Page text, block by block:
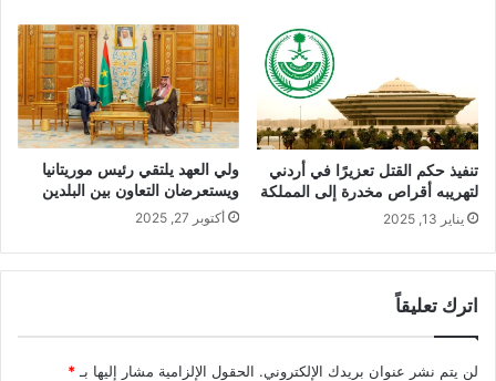
تنفيذ حكم القتل تعزيرًا في أردني
لتهريبه أقراص مخدرة إلى المملكة
يناير 13, 2025
ولي العهد يلتقي رئيس موريتانيا
ويستعرضان التعاون بين البلدين
أكتوبر 27, 2025
اترك تعليقاً
لن يتم نشر عنوان بريدك الإلكتروني. الحقول الإلزامية مشار إليها بـ *